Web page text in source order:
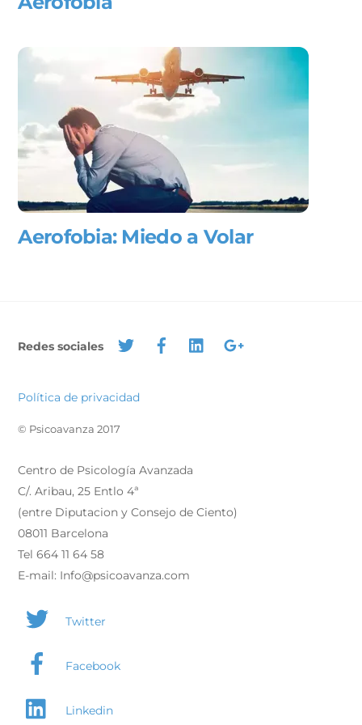
Aerofobia: Miedo a Volar
Redes sociales
Política de privacidad
© Psicoavanza 2017
Centro de Psicología Avanzada
C/. Aribau, 25 Entlo 4ª
(entre Diputacion y Consejo de Ciento)
08011 Barcelona
Tel 664 11 64 58
E-mail: Info@psicoavanza.com
Twitter
Facebook
Linkedin